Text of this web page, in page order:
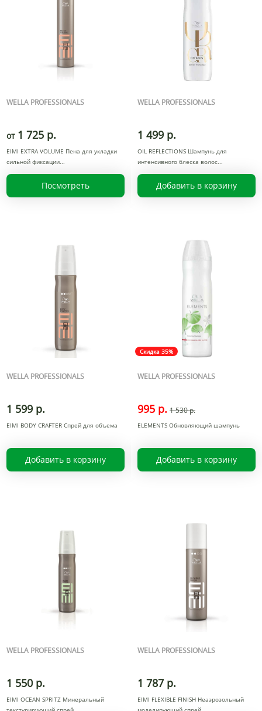
WELLA PROFESSIONALS
от 1 725 р.
EIMI EXTRA VOLUME Пена для укладки
сильной фиксации
Посмотреть
WELLA PROFESSIONALS
1 499 р.
OIL REFLECTIONS Шампунь для
интенсивного блеска волос
Добавить в корзину
WELLA PROFESSIONALS
1 599 р.
EIMI BODY CRAFTER Спрей для объема
Добавить в корзину
Скидка 35%
WELLA PROFESSIONALS
995 р. 1 530 р.
ELEMENTS Обновляющий шампунь
Добавить в корзину
WELLA PROFESSIONALS
1 550 р.
EIMI OCEAN SPRITZ Минеральный
WELLA PROFESSIONALS
1 787 р.
EIMI FLEXIBLE FINISH Неаэрозольный